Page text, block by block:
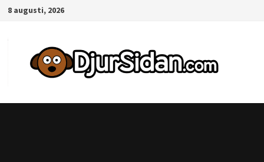
Hoppa
innehåll
8 augusti, 2026